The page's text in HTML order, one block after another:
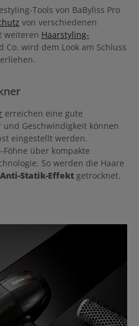
Tools von BaByliss Pro
von verschiedenen
weiteren Haarstyling-
Co. wird dem Look am Schluss
erreichen eine gute
Geschwindigkeit können
eingestellt werden.
über kompakte
So werden die Haare
Statik-Effekt getrocknet.